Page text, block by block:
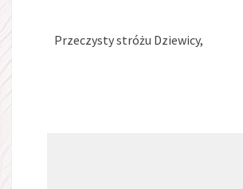
Przeczysty stróżu Dziewicy,